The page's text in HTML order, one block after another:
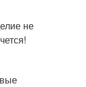
не